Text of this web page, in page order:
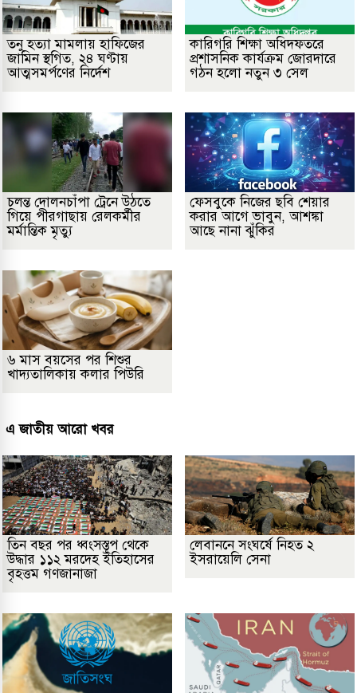
তনু হত্যা মামলায় হাফিজের
জামিন স্থগিত, ২৪ ঘণ্টায়
আত্মসমর্পণের নির্দেশ
কারিগরি শিক্ষা অধিদফতরে
প্রশাসনিক কার্যক্রম জোরদারে
গঠন হলো নতুন ৩ সেল
চলন্ত দোলনচাঁপা ট্রেনে উঠতে
গিয়ে পীরগাছায় রেলকর্মীর
মর্মান্তিক মৃত্যু
ফেসবুকে নিজের ছবি শেয়ার
করার আগে ভাবুন, আশঙ্কা
আছে নানা ঝুঁকির
৬ মাস বয়সের পর শিশুর
খাদ্যতালিকায় কলার পিউরি
এ জাতীয় আরো খবর
তিন বছর পর ধ্বংসস্তূপ থেকে
উদ্ধার ১১২ মরদেহ ইতিহাসের
বৃহত্তম গণজানাজা
লেবাননে সংঘর্ষে নিহত ২
ইসরায়েলি সেনা